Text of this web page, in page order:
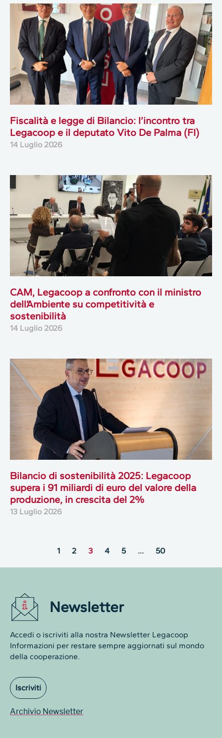
Fiscalità e legge di Bilancio: l’incontro tra
Legacoop e il deputato Vito De Palma (FI)
14 Luglio 2026
CAM, Legacoop a confronto con il ministro
dell’Ambiente su competitività e
sostenibilità
14 Luglio 2026
Bilancio di sostenibilità 2025: Legacoop
supera i 91 miliardi di euro del valore della
produzione, in crescita del 2%
13 Luglio 2026
1 2 3 4 5 … 50
Newsletter
Accedi o iscriviti alla nostra Newsletter Legacoop
Informazioni per restare sempre aggiornati sul mondo
della cooperazione.
Iscriviti
Archivio Newsletter